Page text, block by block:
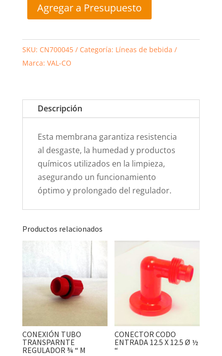
Agregar a Presupuesto
SKU: CN700045 Categoría: Líneas de bebida
Marca: VAL-CO
Descripción
Esta membrana garantiza resistencia
al desgaste, la humedad y productos
químicos utilizados en la limpieza,
asegurando un funcionamiento
óptimo y prolongado del regulador.
Productos relacionados
CONEXIÓN TUBO
TRANSPARNTE
REGULADOR ¾ “ M
CONECTOR CODO
ENTRADA 12.5 X 12.5 Ø ½
“